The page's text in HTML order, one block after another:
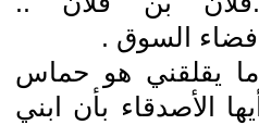
السوق .
يقلقني هو حماس
الأصدقاء بأن ابني